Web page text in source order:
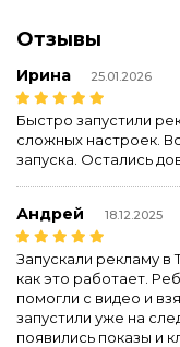
Отзывы
Ирина 25.01.2026
Быстро запустили
сложных настроек.
запуска. Остались
Андрей 18.12.2025
Запускали рекламу
как это работает.
помогли с видео и
запустили уже на
появились показы и